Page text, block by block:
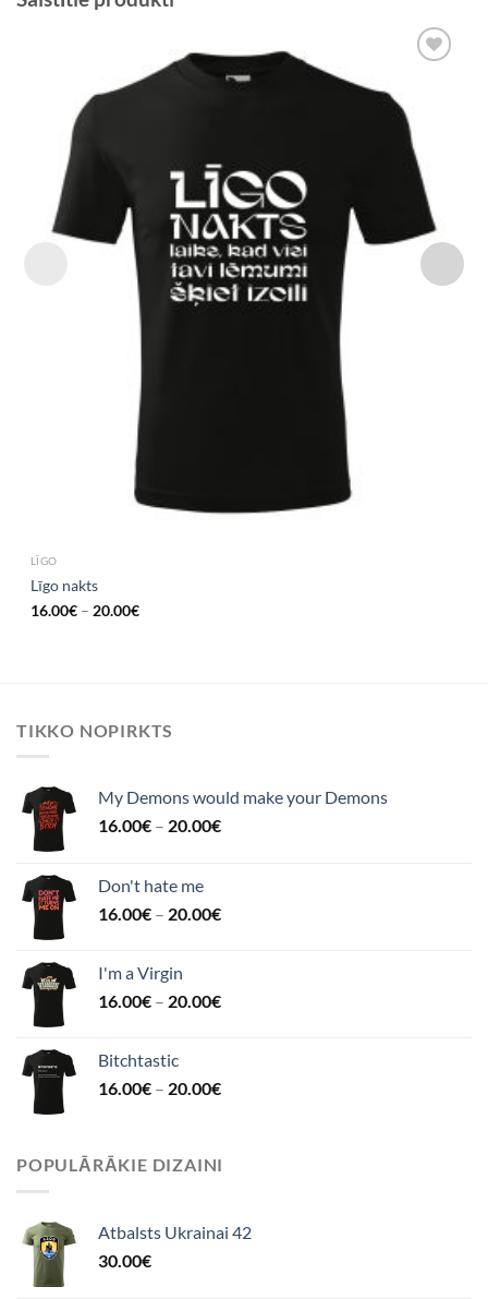
Add to
Wishlist
LĪGO
Līgo nakts
16.00€– 20.00€
TIKKO NOPIRKTS
My Demons would make your Demons
16.00€ – 20.00€
Don't hate me
16.00€ – 20.00€
I'm a Virgin
16.00€ – 20.00€
Bitchtastic
16.00€ – 20.00€
POPULĀRĀKIE DIZAINI
Atbalsts Ukrainai 42
30.00€